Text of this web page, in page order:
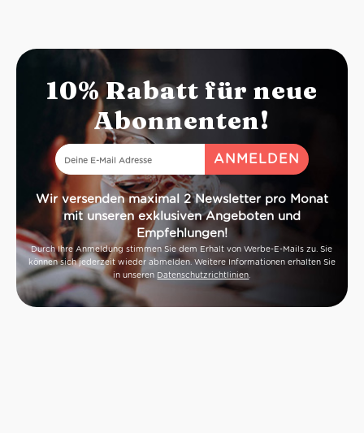
10% Rabatt für neue
Abonnenten!
Wir versenden maximal 2 Newsletter pro Monat
mit unseren exklusiven Angeboten und
Empfehlungen!
Durch Ihre Anmeldung stimmen Sie dem Erhalt von Werbe-E-Mails zu. Sie
können sich jederzeit wieder abmelden. Weitere Informationen erhalten Sie
in unseren Datenschutzrichtlinien